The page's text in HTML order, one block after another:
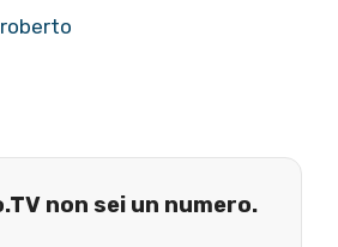
roberto
non sei un numero.